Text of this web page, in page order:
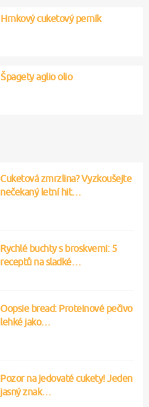
Hrnkový cuketový perník
Špagety aglio olio
Cuketová zmrzlina? Vyzkoušejte
nečekaný letní hit…
Rychlé buchty s broskvemi: 5
receptů na sladké…
Oopsie bread: Proteinové pečivo
lehké jako…
Pozor na jedovaté cukety! Jeden
jasný znak…